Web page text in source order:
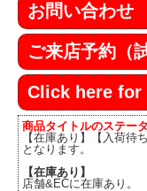
お問い合わせ
ご来店予約（
Click here
商品タイトルのステー
【在庫あり】【入荷待
となります。
【在庫あり】
店舗&ECに在庫あり。